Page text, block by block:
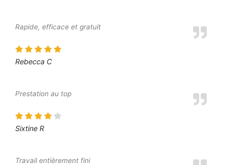
Rapide, efficace et gratuit
Rebecca C
Prestation au top
Sixtine R
Travail entièrement fini